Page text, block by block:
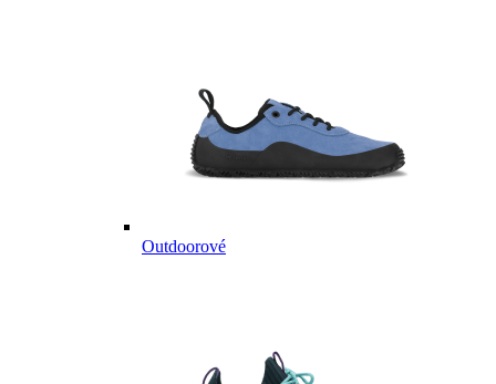
Outdoorové